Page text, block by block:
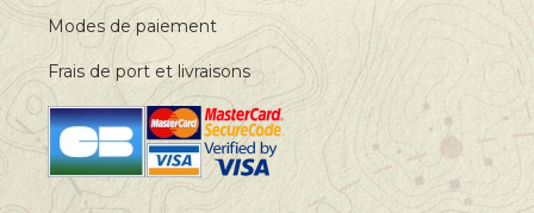
Modes de paiement
Frais de port et livraisons